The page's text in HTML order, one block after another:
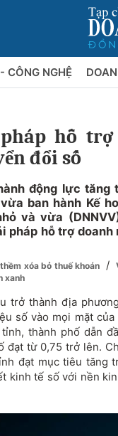
CÔNG NGHỆ
hỗ trợ
đổi số
động lực tăng
ban hành Kế
và vừa
pháp hỗ trợ doanh
xóa bỏ thuế khoán /
xanh
trở thành địa
số vào mọi mặt
thành phố dẫn
đạt từ 0,75 trở lên.
đạt mục tiêu tăng
kinh tế số với nền